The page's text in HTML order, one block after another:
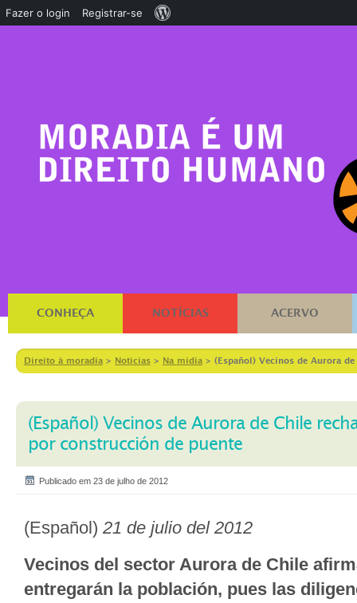
CONHEÇA NOTÍCIAS ACERVO
Direito à moradia > Notícias > Na mídia > (Español) Vecinos de Aurora
(Español) Vecinos de Aurora de Chile
por construcción de puente
Publicado em 23 de julho de 2012
(Español) 21 de julio del 2012
Vecinos del sector Aurora de Chile
entregarán la población, pues las
Fazer o login Registrar-se